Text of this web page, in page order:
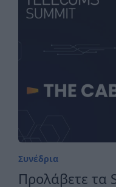
Συνέδρια
Προλάβετε τα